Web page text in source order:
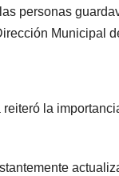
personas
Municipal
la